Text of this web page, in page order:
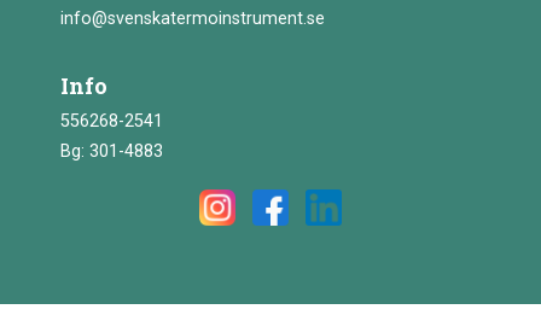
info@svenskatermoinstrument.se
Info
556268-2541
Bg: 301-4883